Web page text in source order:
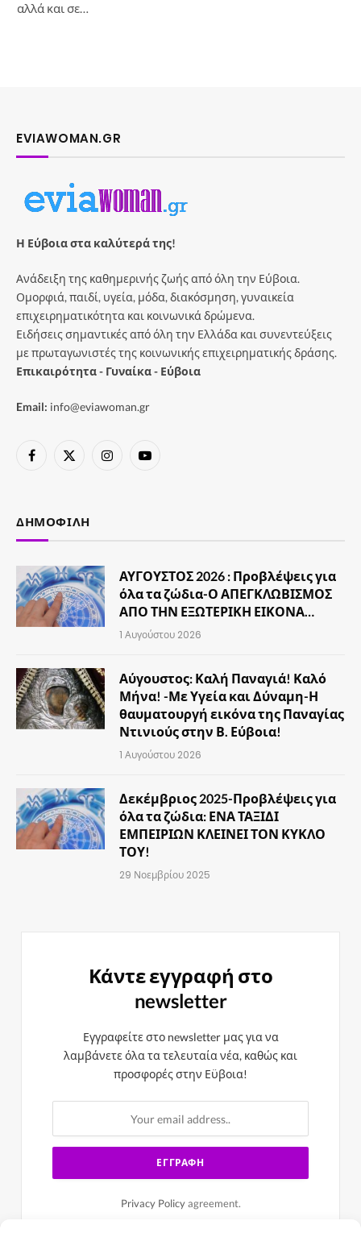
αλλά και σε…
EVIAWOMAN.GR
Η Εύβοια στα καλύτερά της!
Ανάδειξη της καθημερινής ζωής από όλη την Εύβοια.
Ομορφιά, παιδί, υγεία, μόδα, διακόσμηση, γυναικεία
επιχειρηματικότητα και κοινωνικά δρώμενα.
Ειδήσεις σημαντικές από όλη την Ελλάδα και συνεντεύξεις
με πρωταγωνιστές της κοινωνικής επιχειρηματικής δράσης.
Επικαιρότητα - Γυναίκα - Εύβοια
Email: info@eviawoman.gr
Facebook
X
InstagramYouTube
ΔΗΜΟΦΙΛΉ
ΑΥΓΟΥΣΤΟΣ 2026 : Προβλέψεις για
όλα τα ζώδια-Ο ΑΠΕΓΚΛΩΒΙΣΜΟΣ
ΑΠΟ ΤΗΝ ΕΞΩΤΕΡΙΚΗ ΕΙΚΟΝΑ…
1 Αυγούστου 2026
Αύγουστος: Καλή Παναγιά! Καλό
Μήνα! -Με Υγεία και Δύναμη-Η
θαυματουργή εικόνα της Παναγίας
Ντινιούς στην Β. Εύβοια!
1 Αυγούστου 2026
Δεκέμβριος 2025-Προβλέψεις για
όλα τα ζώδια: ΕΝΑ ΤΑΞΙΔΙ
ΕΜΠΕΙΡΙΩΝ ΚΛΕΙΝΕΙ ΤΟΝ ΚΥΚΛΟ
ΤΟΥ!
29 Νοεμβρίου 2025
Κάντε εγγραφή στο
newsletter
Εγγραφείτε στο newsletter μας για να
λαμβάνετε όλα τα τελευταία νέα, καθώς και
προσφορές στην Εϋβοια!
Privacy Policyagreement.